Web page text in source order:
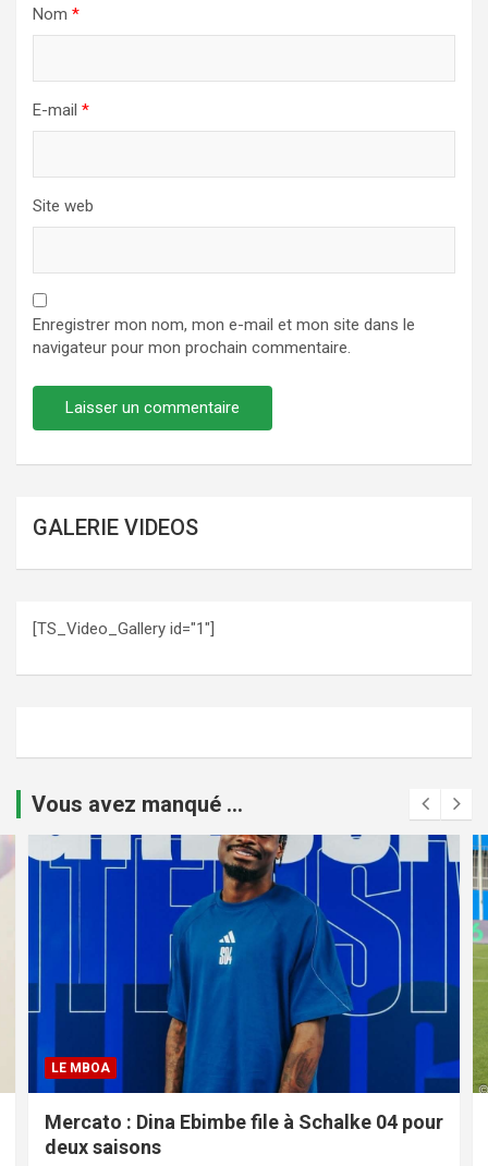
Nom *
E-mail *
Site web
Enregistrer mon nom, mon e-mail et mon site dans le
navigateur pour mon prochain commentaire.
GALERIE VIDEOS
[TS_Video_Gallery id="1"]
Vous avez manqué ...
LE MBOA
Mercato : Dina Ebimbe file à Schalke 04 pour
deux saisons